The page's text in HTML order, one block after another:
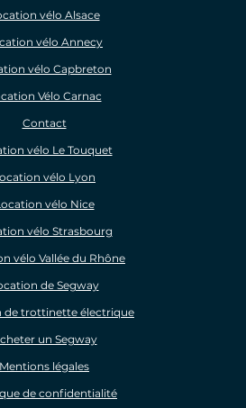
vélo Alsace
vélo Annecy
vélo Capbreton
Vélo Carnac
Contact
vélo Le Touquet
vélo Lyon
vélo Nice
vélo Strasbourg
vélo Vallée du Rhône
de Segway
de trottinette électrique
un Segway
Mentions légales
de confidentialité